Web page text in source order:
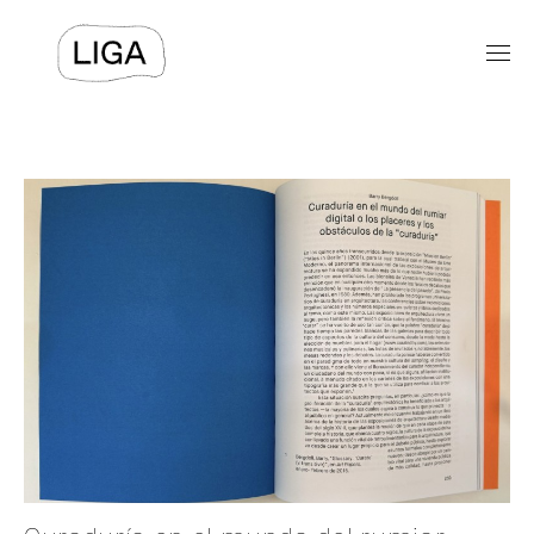
PROGRAMAS PÚBLICOS
VIDEOS
ACERCA DE